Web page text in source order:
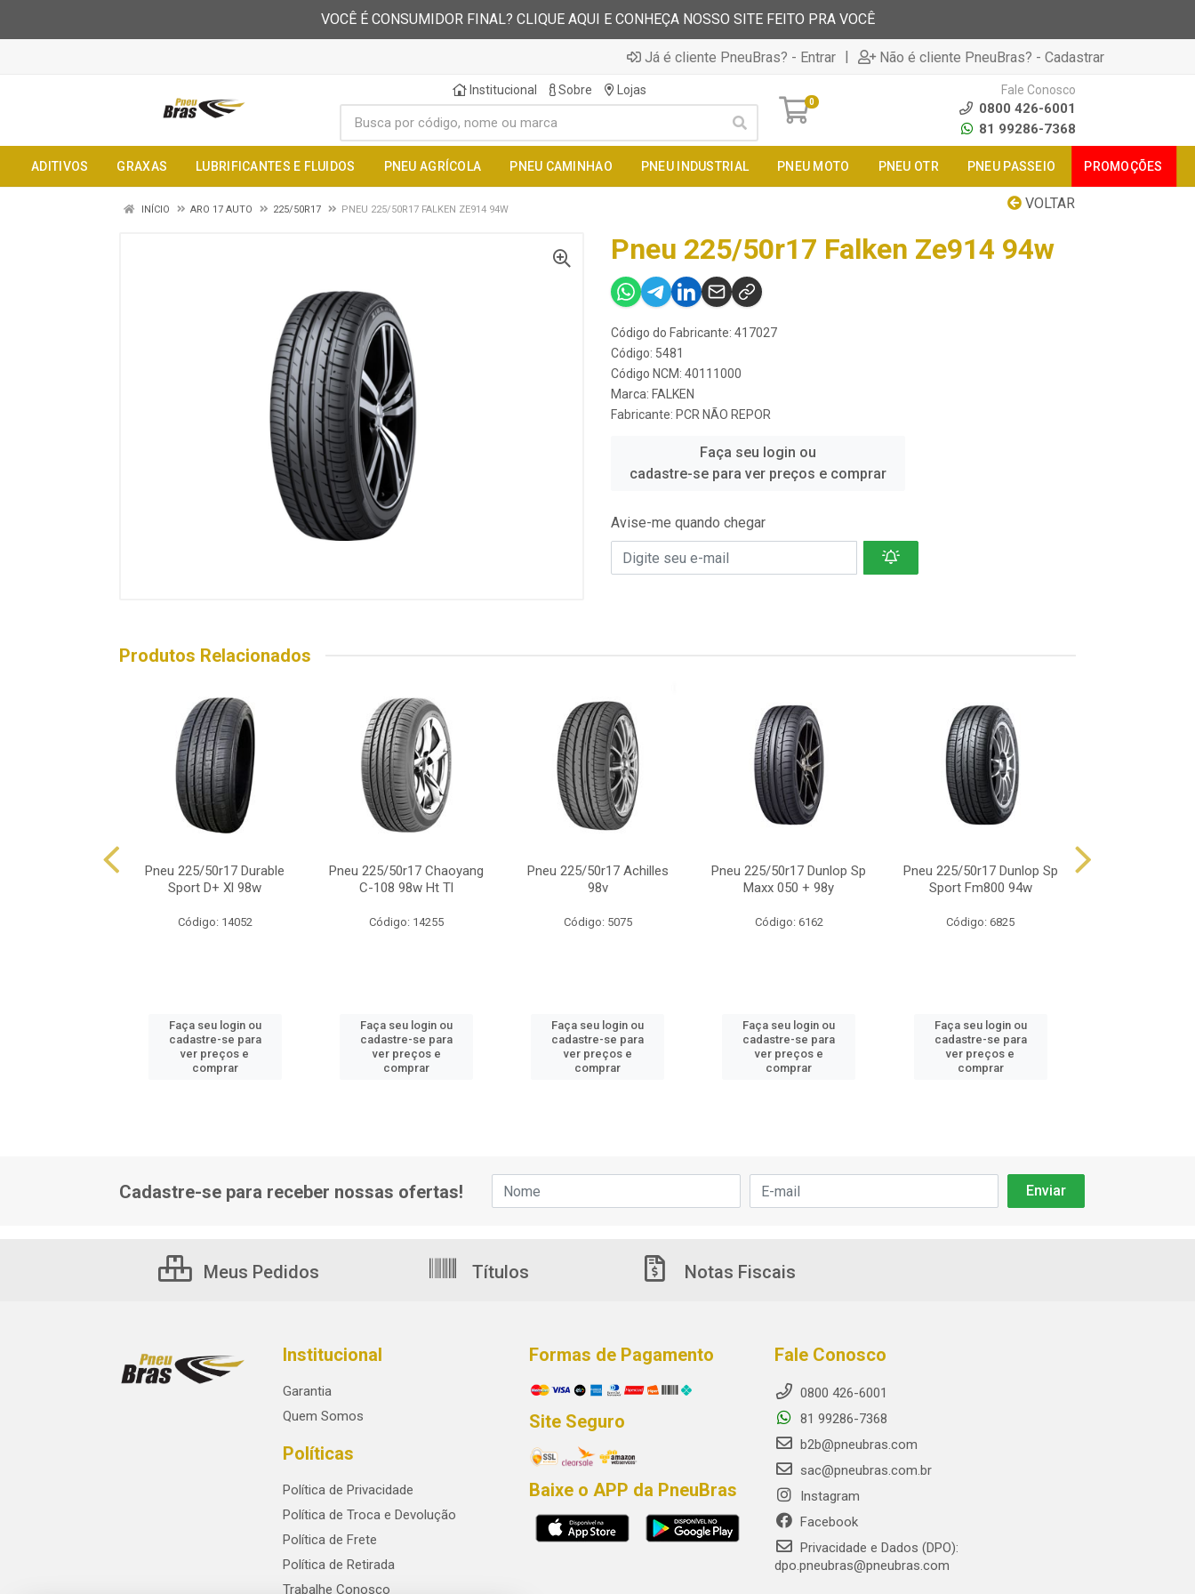
VOCÊ É CONSUMIDOR FINAL? CLIQUE AQUI E CONHEÇA NOSSO SITE FEITO PRA VOCÊ
Já é cliente PneuBras? - Entrar | Não é cliente PneuBras? - Cadastrar
Institucional Sobre Lojas
0
Fale Conosco
0800 426-6001
81 99286-7368
ADITIVOS GRAXAS LUBRIFICANTES E FLUIDOS PNEU AGRÍCOLA PNEU CAMINHAO PNEU INDUSTRIAL PNEU MOTO PNEU OTR PNEU PASSEIO PROMOÇÕES
VOLTAR
INÍCIO ARO 17 AUTO 225/50R17 PNEU 225/50R17 FALKEN ZE914 94W
Pneu 225/50r17 Falken Ze914 94w
Código do Fabricante: 417027
Código: 5481
Código NCM: 40111000
Marca: FALKEN
Fabricante: PCR NÃO REPOR
Faça seu login ou
cadastre-se para ver preços e comprar
Avise-me quando chegar
Produtos Relacionados
Pneu 225/50r17 Durable
Sport D+ Xl 98w
Código: 14052
Faça seu login ou
cadastre-se para
ver preços e
comprar
Pneu 225/50r17 Chaoyang
C-108 98w Ht Tl
Código: 14255
Faça seu login ou
cadastre-se para
ver preços e
comprar
Pneu 225/50r17 Achilles
98v
Código: 5075
Faça seu login ou
cadastre-se para
ver preços e
comprar
Pneu 225/50r17 Dunlop Sp
Maxx 050 + 98y
Código: 6162
Faça seu login ou
cadastre-se para
ver preços e
comprar
Pneu 225/50r17 Dunlop Sp
Sport Fm800 94w
Código: 6825
Faça seu login ou
cadastre-se para
ver preços e
comprar
Cadastre-se para receber nossas ofertas!
Meus Pedidos Títulos Notas Fiscais
Institucional
Garantia
Quem Somos
Políticas
Política de Privacidade
Política de Troca e Devolução
Política de Frete
Política de Retirada
Trabalhe Conosco
Formas de Pagamento
Site Seguro
Baixe o APP da PneuBras
Fale Conosco
0800 426-6001
81 99286-7368
b2b@pneubras.com
sac@pneubras.com.br
Instagram
Facebook
Privacidade e Dados (DPO):
dpo.pneubras@pneubras.com